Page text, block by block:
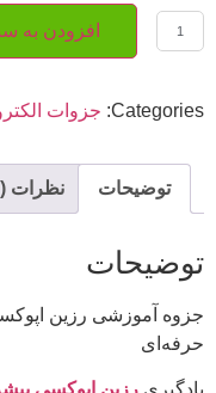
افزودن به
Categories: جزوات
توضیحات نظرات (0)
توضیحات
جزوه آموزشی رزین
حرفه‌ای
یادگیری رزین اپوکسی